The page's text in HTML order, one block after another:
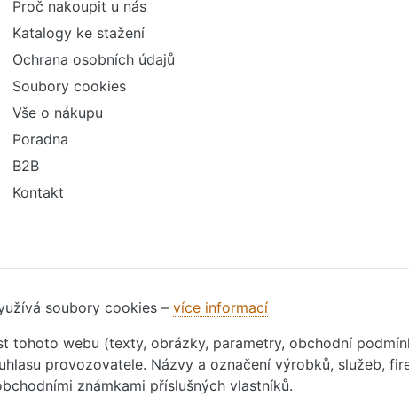
Proč nakoupit u nás
Katalogy ke stažení
Ochrana osobních údajů
Soubory cookies
Vše o nákupu
Poradna
B2B
Kontakt
soubory cookies – více informací
tohoto webu (texty, obrázky, parametry, obchodní
provozovatele. Názvy a označení výrobků, služeb,
známkami příslušných vlastníků.